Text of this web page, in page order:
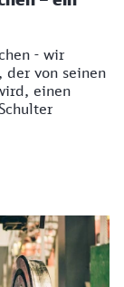
- wir
der von seinen
einen